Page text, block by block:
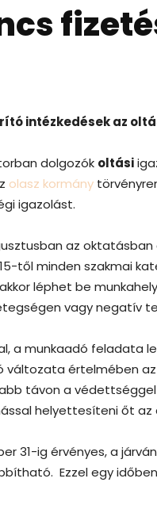
intézkedések az
dolgozók oltási
olasz kormány
igazolást.
az
től minden szakmai
léphet be
vagy negatív
a munkaadó feladata
értelmében
távon a
helyettesíteni őt
31-ig érvényes, a
Ezzel egy